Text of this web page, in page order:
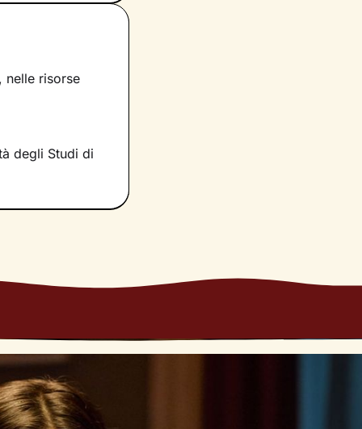
di essi e
sia
conto della
il
nelle risorse
degli Studi di